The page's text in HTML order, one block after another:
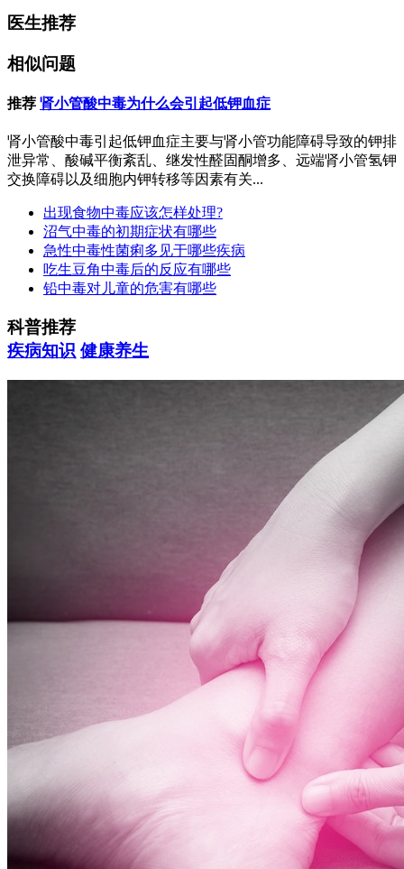
医生推荐
相似问题
推荐 肾小管酸中毒为什么会引起低钾血症
肾小管酸中毒引起低钾血症主要与肾小管功能障碍导致的钾排
泄异常、酸碱平衡紊乱、继发性醛固酮增多、远端肾小管氢钾
交换障碍以及细胞内钾转移等因素有关...
出现食物中毒应该怎样处理?
沼气中毒的初期症状有哪些
急性中毒性菌痢多见于哪些疾病
吃生豆角中毒后的反应有哪些
铅中毒对儿童的危害有哪些
科普推荐
疾病知识 健康养生